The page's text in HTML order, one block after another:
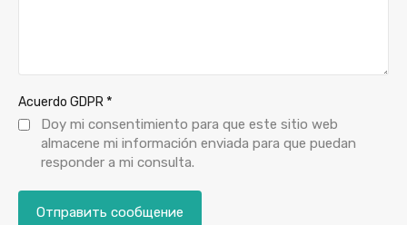
Acuerdo GDPR *
Doy mi consentimiento para que este sitio web
almacene mi información enviada para que puedan
responder a mi consulta.